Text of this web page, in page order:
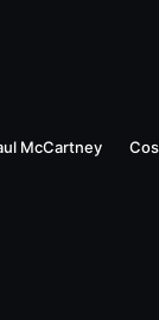
19:30
McCartney